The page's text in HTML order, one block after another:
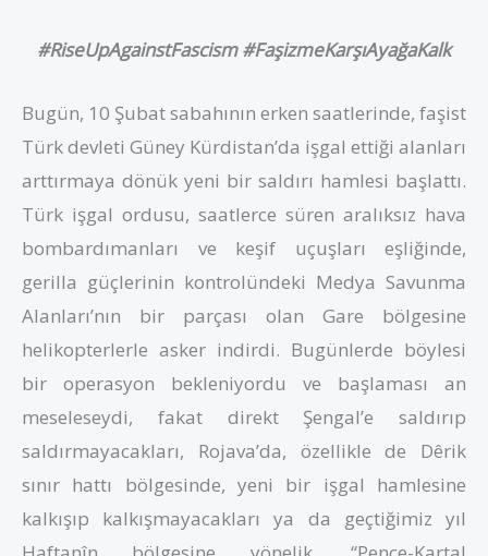
#RiseUpAgainstFascism#FaşizmeKarşıAyağaKalk
Bugün, 10 Şubat sabahının erken saatlerinde, faşist
Türk devleti Güney Kürdistan’da işgal ettiği alanları
arttırmaya dönük yeni bir saldırı hamlesi başlattı.
Türk işgal ordusu, saatlerce süren aralıksız hava
bombardımanları ve keşif uçuşları eşliğinde,
gerilla güçlerinin kontrolündeki Medya Savunma
Alanları’nın bir parçası olan Gare bölgesine
helikopterlerle asker indirdi. Bugünlerde böylesi
bir operasyon bekleniyordu ve başlaması an
meseleseydi, fakat direkt Şengal’e saldırıp
saldırmayacakları, Rojava’da, özellikle de Dêrik
sınır hattı bölgesinde, yeni bir işgal hamlesine
kalkışıp kalkışmayacakları ya da geçtiğimiz yıl